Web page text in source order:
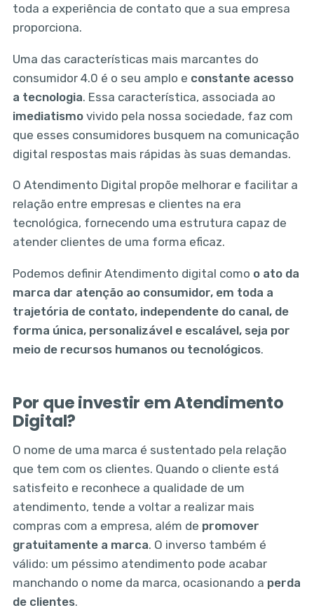
toda a experiência de contato que a sua empresa
proporciona.
Uma das características mais marcantes do
consumidor 4.0 é o seu amplo e constante acesso
a tecnologia. Essa característica, associada ao
imediatismovivido pela nossa sociedade, faz com
que esses consumidores busquem na comunicação
digital respostas mais rápidas às suas demandas.
O Atendimento Digital propõe melhorar e facilitar a
relação entre empresas e clientes na era
tecnológica, fornecendo uma estrutura capaz de
atender clientes de uma forma eficaz.
Podemos definir Atendimento digital como o ato da
marca dar atenção ao consumidor, em toda a
trajetória de contato, independente do canal, de
forma única, personalizável e escalável, seja por
meio de recursos humanos ou tecnológicos.
Por que investir em Atendimento
Digital?
O nome de uma marca é sustentado pela relação
que tem com os clientes. Quando o cliente está
satisfeito e reconhece a qualidade de um
atendimento, tende a voltar a realizar mais
compras com a empresa, além de promover
gratuitamente a marca. O inverso também é
válido: um péssimo atendimento pode acabar
manchando o nome da marca, ocasionando a perda
de clientes.